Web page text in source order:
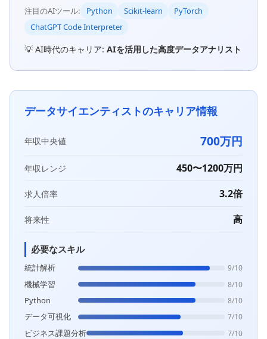
注目のAIツール: Python Scikit-learn
PyTorch
ChatGPT Code Interpreter
💡 AI時代のキャリア: AIを活用した高度データアナリスト
データサイエンティストのキャリア情報
年収中央値 700万円
年収レンジ 450〜1200万円
求人倍率 3.2倍
将来性 高
必要なスキル
統計解析 9/10
機械学習 8/10
Python 8/10
データ可視化 7/10
ビジネス課題分析 7/10